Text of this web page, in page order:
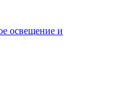
освещение и